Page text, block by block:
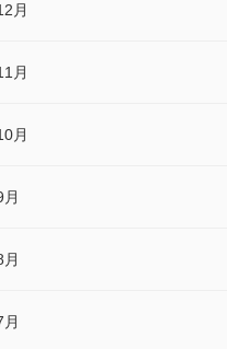
月
月
月